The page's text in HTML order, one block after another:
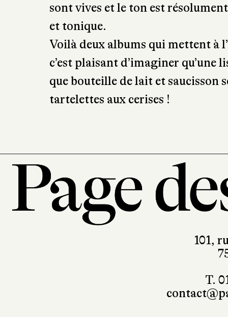
sont vives et le ton est
et tonique.
Voilà deux albums qui mettent à
c’est plaisant d’imaginer qu’une
que bouteille de lait et saucisson
tartelettes aux cerises !
101,
T.